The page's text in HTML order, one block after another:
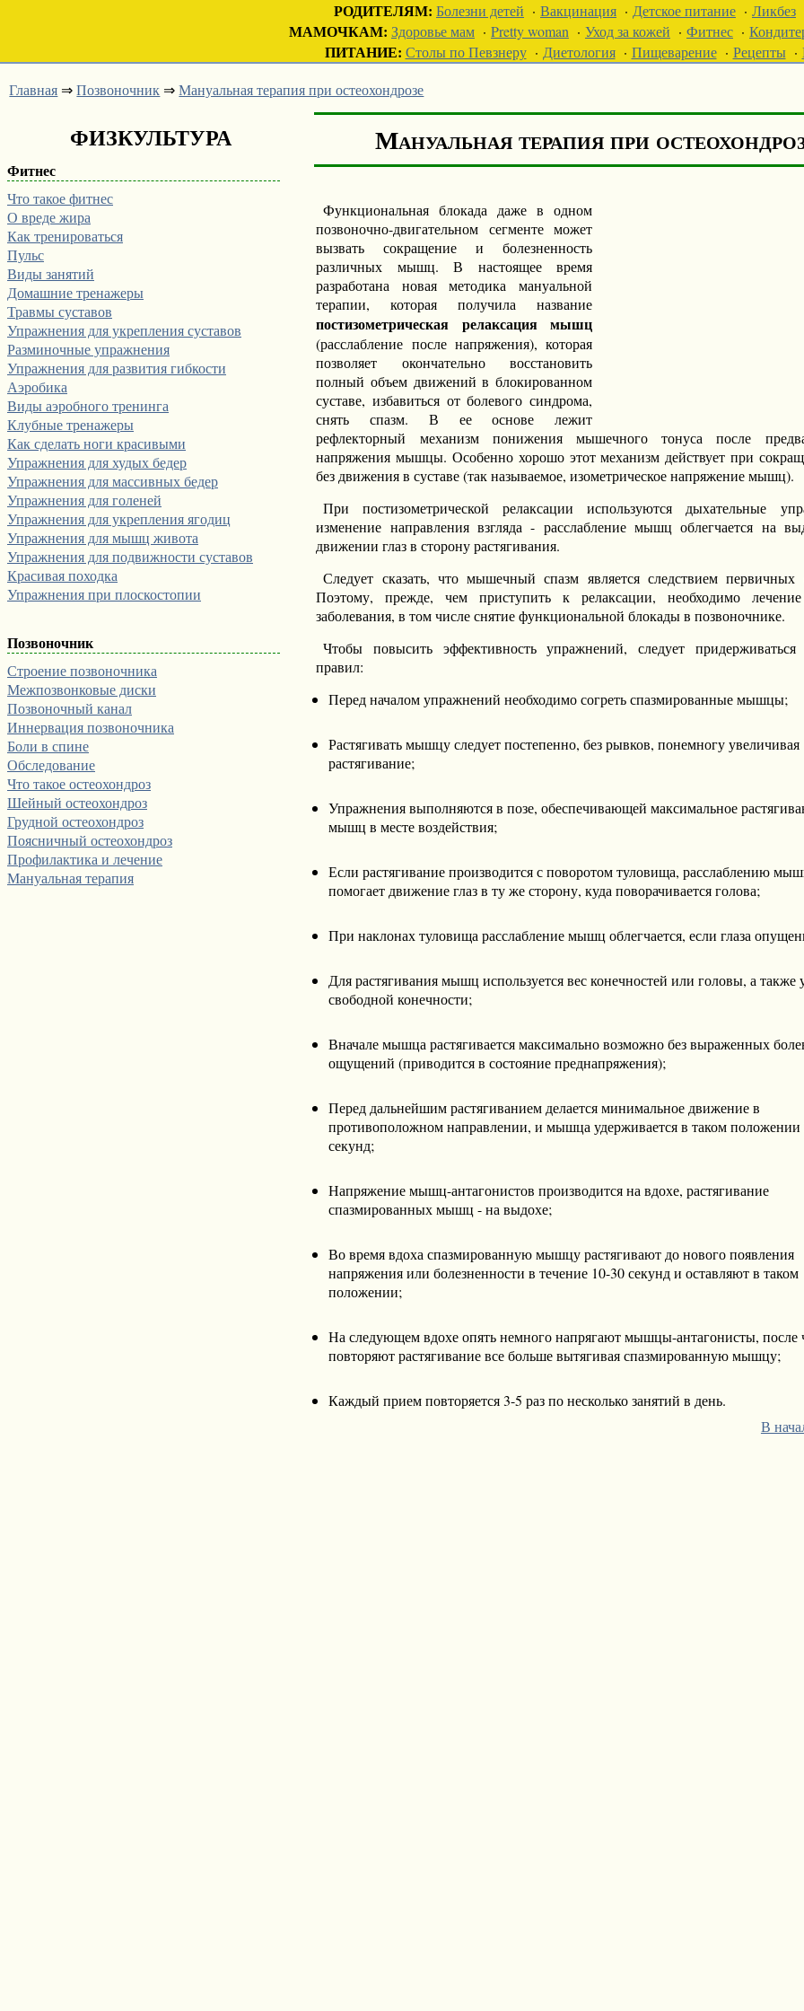
РОДИТЕЛЯМ: Болезни детей · Вакцинация · Детское питание · Ликбез
МАМОЧКАМ: Здоровье мам · Pretty woman · Уход за кожей · Фитнес ·
ПИТАНИЕ: Столы по Певзнеру· Диетология· Пищеварение· Рецепты·
Главная ⇒Позвоночник ⇒Мануальная терапия при остеохондрозе
ФИЗКУЛЬТУРА
Фитнес
Что такое фитнес
О вреде жира
Как тренироваться
Пульс
Виды занятий
Домашние тренажеры
Травмы суставов
Упражнения для укрепления суставов
Разминочные упражнения
Упражнения для развития гибкости
Аэробика
Виды аэробного тренинга
Клубные тренажеры
Как сделать ноги красивыми
Упражнения для худых бедер
Упражнения для массивных бедер
Упражнения для голеней
Упражнения для укрепления ягодиц
Упражнения для мышц живота
Упражнения для подвижности суставов
Красивая походка
Упражнения при плоскостопии
Позвоночник
Строение позвоночника
Межпозвонковые диски
Позвоночный канал
Иннервация позвоночника
Боли в спине
Обследование
Что такое остеохондроз
Шейный остеохондроз
Грудной остеохондроз
Поясничный остеохондроз
Профилактика и лечение
Мануальная терапия
Мануальная терапия при
Функциональная блокада даже в одном
позвоночно-двигательном сегменте может
вызвать сокращение и болезненность
различных мышц. В настоящее время
разработана новая методика мануальной
терапии, которая получила название
постизометрическая релаксация мышц
(расслабление после напряжения), которая
позволяет окончательно восстановить
полный объем движений в блокированном
суставе, избавиться от болевого синдрома,
снять спазм. В ее основе лежит
рефлекторный механизм понижения мышечного тонуса после
напряжения мышцы. Особенно хорошо этот механизм действует при
без движения в суставе (так называемое, изометрическое напряжение мышц).
При постизометрической релаксации используются дыхательные
изменение направления взгляда - расслабление мышц облегчается на
движении глаз в сторону растягивания.
Следует сказать, что мышечный спазм является следствием первичных
Поэтому, прежде, чем приступить к релаксации, необходимо
заболевания, в том числе снятие функциональной блокады в позвоночнике.
Чтобы повысить эффективность упражнений, следует
правил:
Перед началом упражнений необходимо согреть спазмированные мышцы;
Растягивать мышцу следует постепенно, без рывков, понемногу увеличивая
растягивание;
Упражнения выполняются в позе, обеспечивающей максимальное
мышц в месте воздействия;
Если растягивание производится с поворотом туловища, расслаблению
помогает движение глаз в ту же сторону, куда поворачивается голова;
При наклонах туловища расслабление мышц облегчается, если глаза
Для растягивания мышц используется вес конечностей или головы, а также
свободной конечности;
Вначале мышца растягивается максимально возможно без выраженных
ощущений (приводится в состояние преднапряжения);
Перед дальнейшим растягиванием делается минимальное движение в
противоположном направлении, и мышца удерживается в таком положении
секунд;
Напряжение мышц-антагонистов производится на вдохе, растягивание
спазмированных мышц - на выдохе;
Во время вдоха спазмированную мышцу растягивают до нового появления
напряжения или болезненности в течение 10-30 секунд и оставляют в таком
положении;
На следующем вдохе опять немного напрягают мышцы-антагонисты, после
повторяют растягивание все больше вытягивая спазмированную мышцу;
Каждый прием повторяется 3-5 раз по несколько занятий в день.
В